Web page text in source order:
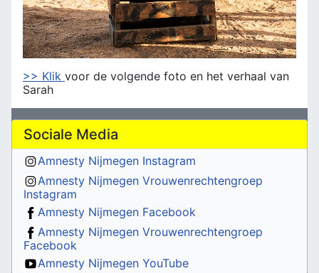
>> Klik voor de volgende foto en het verhaal van
Sarah
Sociale Media
Amnesty Nijmegen Instagram
Amnesty Nijmegen Vrouwenrechtengroep
Instagram
Amnesty Nijmegen Facebook
Amnesty Nijmegen Vrouwenrechtengroep
Facebook
Amnesty Nijmegen YouTube